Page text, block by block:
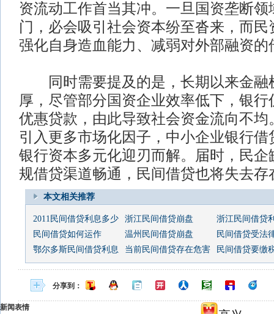
资流动工作首当其冲。一旦国资垄断领
门，必会吸引社会资本纷至沓来，而
强化自身造血能力、减弱对外部融资的
同时需要提及的是，长期以来金融
厚，尽管部分国资企业效率低下，银
优惠贷款，由此导致社会资金流向不均
引入更多市场化因子，中小企业银行
银行资本多元化迎刃而解。届时，民企
规借贷渠道畅通，民间借贷也将失去存
本文相关推荐
2011民间借贷利息多少 浙江民间借贷崩盘
浙江民间借贷
民间借贷如何运作
温州民间借贷崩盘
民间借贷受法
鄂尔多斯民间借贷利息
当前民间借贷存在危害 民间借贷要缴
分享到：
新闻表情